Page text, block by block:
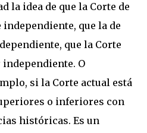
la idea de que la Corte de
que la de
que la Corte
O
si la Corte actual está
o inferiores con
históricas. Es un